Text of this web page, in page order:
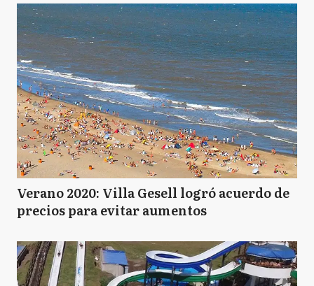
Verano 2020: Villa Gesell logró acuerdo de
precios para evitar aumentos